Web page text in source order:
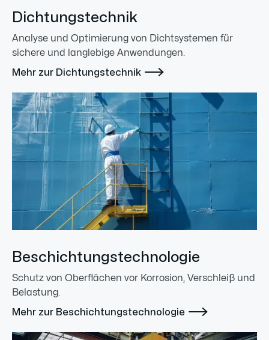
Dichtungstechnik
Analyse und Optimierung von Dichtsystemen für
sichere und langlebige Anwendungen.
Mehr zur Dichtungstechnik 
Beschichtungstechnologie
Schutz von Oberflächen vor Korrosion, Verschleiß und
Belastung.
Mehr zur Beschichtungstechnologie 